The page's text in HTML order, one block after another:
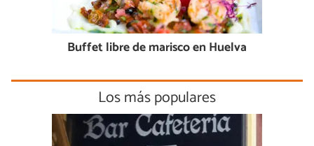
Buffet libre de marisco en Huelva
Los más populares